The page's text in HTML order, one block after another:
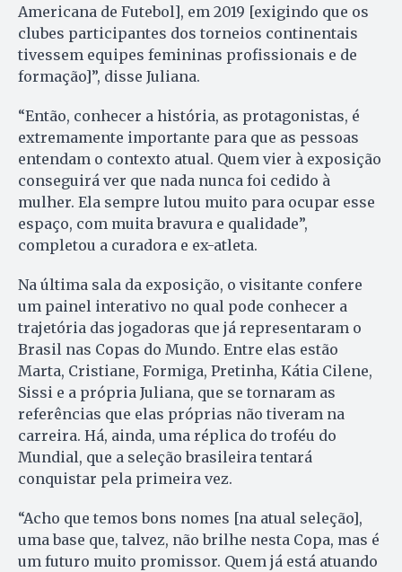
Americana de Futebol], em 2019 [exigindo que os
clubes participantes dos torneios continentais
tivessem equipes femininas profissionais e de
formação]”, disse Juliana.
“Então, conhecer a história, as protagonistas, é
extremamente importante para que as pessoas
entendam o contexto atual. Quem vier à exposição
conseguirá ver que nada nunca foi cedido à
mulher. Ela sempre lutou muito para ocupar esse
espaço, com muita bravura e qualidade”,
completou a curadora e ex-atleta.
Na última sala da exposição, o visitante confere
um painel interativo no qual pode conhecer a
trajetória das jogadoras que já representaram o
Brasil nas Copas do Mundo. Entre elas estão
Marta, Cristiane, Formiga, Pretinha, Kátia Cilene,
Sissi e a própria Juliana, que se tornaram as
referências que elas próprias não tiveram na
carreira. Há, ainda, uma réplica do troféu do
Mundial, que a seleção brasileira tentará
conquistar pela primeira vez.
“Acho que temos bons nomes [na atual seleção],
uma base que, talvez, não brilhe nesta Copa, mas é
um futuro muito promissor. Quem já está atuando